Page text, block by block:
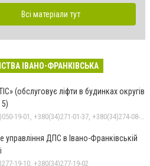
Всі матеріали тут
ІВАНО-ФРАНКІВСЬКА
(обслуговує ліфти в будинках округів
управління ДПС в Івано-Франківській
19-10, +380(34)277-19-02